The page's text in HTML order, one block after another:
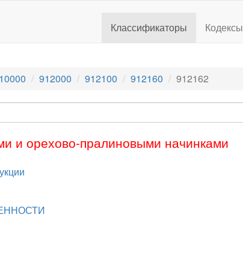
Классификаторы Кодексы
912000 912100 912160 912162
и орехово-пралиновыми начинками